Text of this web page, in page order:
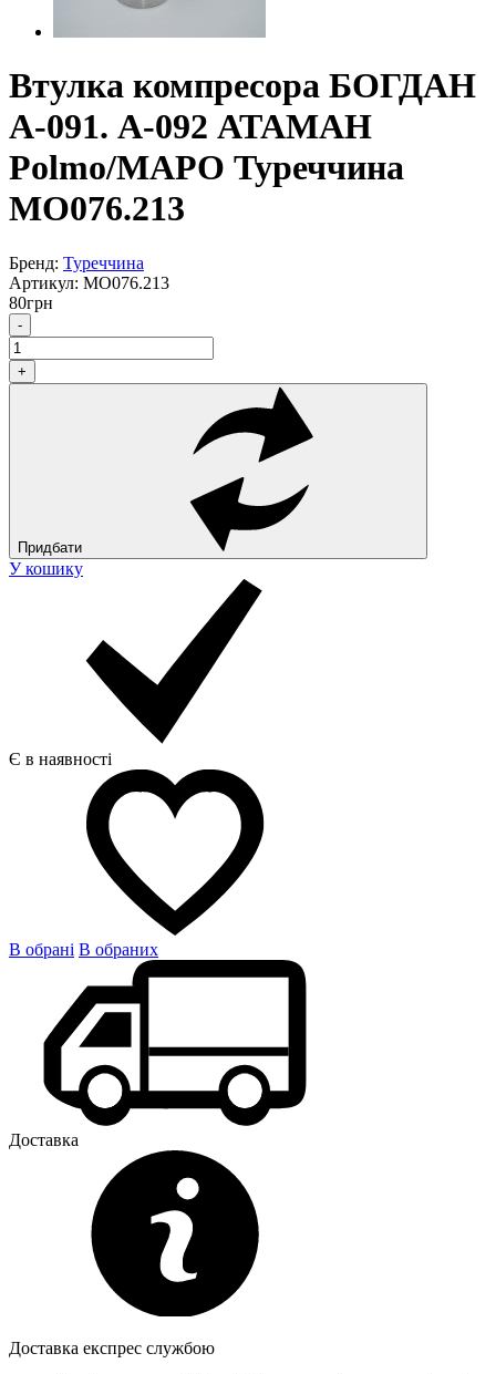
Втулка компресора БОГДАН
А-091. А-092 АТАМАН
Polmo/МАРО Туреччина
МО076.213
Бренд: Туреччина
Артикул: МО076.213
80грн
-
+
Придбати
У кошику
Є в наявності
В обрані В обраних
Доставка
Доставка експрес службою